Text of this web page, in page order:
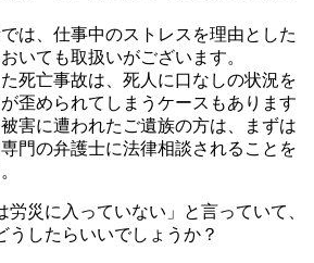
は、仕事中のストレスを理由とした
いても取扱いがございます。
死亡事故は、死人に口なしの状況を
歪められてしまうケースもあります
害に遭われたご遺族の方は、まずは
門の弁護士に法律相談されることを
災に入っていない」と言っていて、
うしたらいいでしょうか？